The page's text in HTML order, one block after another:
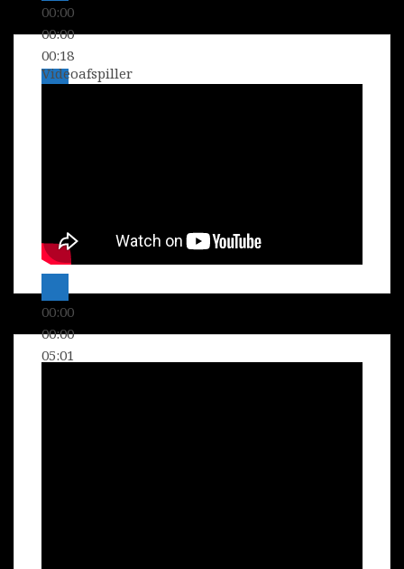
00:00
00:00
00:18
Videoafspiller
00:00
00:00
05:01